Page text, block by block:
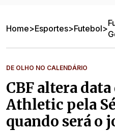
Home>Esportes>Futebol>
DE OLHO NO CALENDÁRIO
CBF altera
Athletic pela
quando será o